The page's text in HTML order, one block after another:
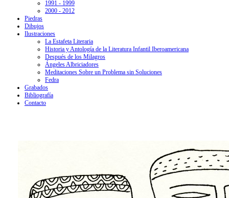
1991 - 1999
2000 - 2012
Piedras
Dibujos
Ilustraciones
La Estafeta Literaria
Historia y Antología de la Literatura Infantil Iberoamericana
Después de los Milagros
Ángeles Albriciadores
Meditaciones Sobre un Problema sin Soluciones
Fedra
Grabados
Bibliografía
Contacto